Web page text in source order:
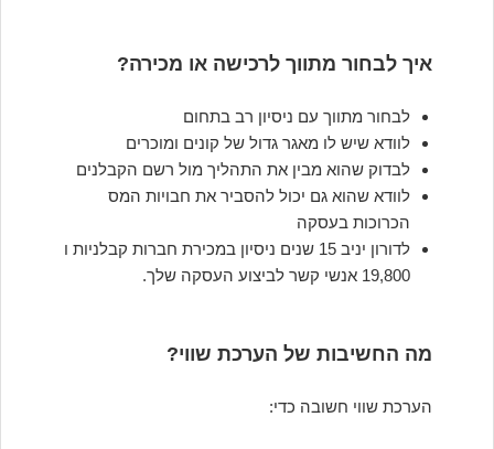
איך לבחור מתווך לרכישה או מכירה?
לבחור מתווך עם ניסיון רב בתחום
לוודא שיש לו מאגר גדול של קונים ומוכרים
לבדוק שהוא מבין את התהליך מול רשם הקבלנים
לוודא שהוא גם יכול להסביר את חבויות המס
הכרוכות בעסקה
לדורון יניב 15 שנים ניסיון במכירת חברות קבלניות ו
19,800 אנשי קשר לביצוע העסקה שלך.
מה החשיבות של הערכת שווי?
הערכת שווי חשובה כדי: